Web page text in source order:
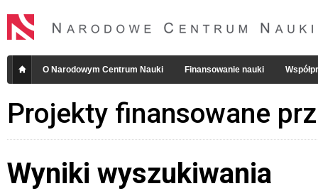
O Narodowym Centrum Nauki Finansowanie nauki
Projekty finansowane
Wyniki wyszukiwania